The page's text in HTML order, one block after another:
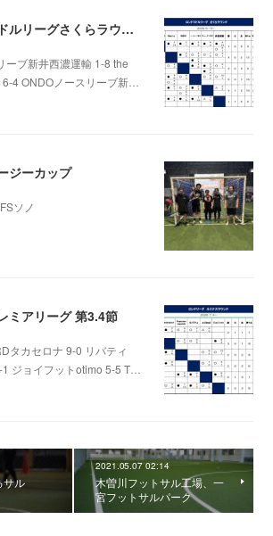
2026/8/8 ロンドミドルリーグさくらラウンド第5.6節
ーブ新井西濃運輸 1-8 the
4 ONDOノースリーブ新…
ジーカップ
ソノ
ミアリーグ 第3.4節
タカセロナ 9-0 リバティ
ジョイフットotimo 5-5 T…
サル
2021.05.07 02:14
木曽川フットサル工場、一
宮フットサルパーク